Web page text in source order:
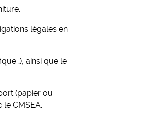
légales en
ainsi que le
(papier ou
CMSEA.